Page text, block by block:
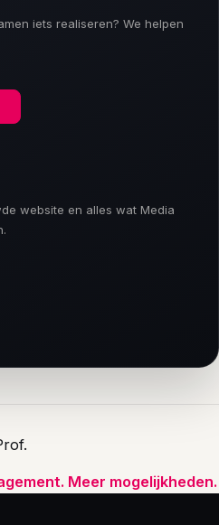
iets realiseren? We helpen
website en alles wat Media
Meer mogelijkheden.